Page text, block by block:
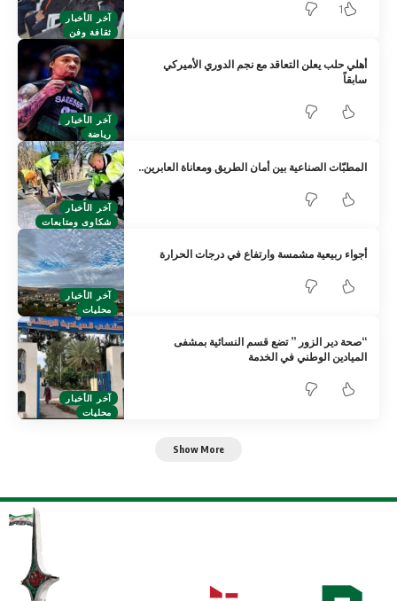
آخر الأخبار
ثقافة وفن
1
آخر الأخبار
رياضة
أهلي حلب يعلن التعاقد مع نجم الدوري الأميركي
سابقاً
آخر الأخبار
شكاوى ومتابعات
المطبّات الصناعية بين أمان الطريق ومعاناة العابرين..
آخر الأخبار
محليات
أجواء ربيعية مشمسة وارتفاع في درجات الحرارة
آخر الأخبار
محليات
“صحة دير الزور ” تضع قسم النسائية بمشفى
الميادين الوطني في الخدمة
Show More